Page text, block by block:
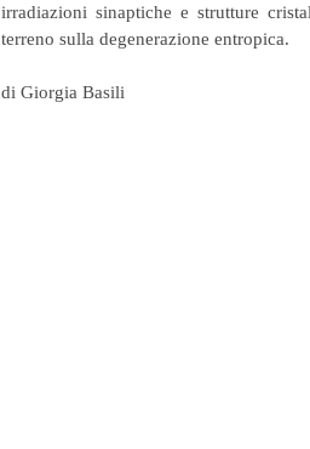
irradiazioni sinaptiche e strutture
terreno sulla degenerazione entropica.
di Giorgia Basili